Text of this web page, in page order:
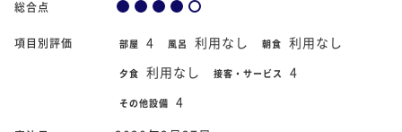
総合点
項目別評価 部屋 4 風呂 利用なし 朝食 利用なし
夕食 利用なし 接客・サービス 4
その他設備 4